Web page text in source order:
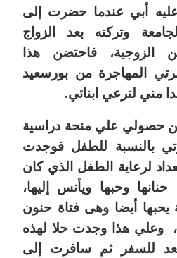
أبي عندما حضرت إلى
وتركته بعد الزواج
الزوجية، فاحتضن هذا
المهاجرة من بورسعيد
مني لترعي ابنائي.
حصولي علي منحة دراسية
بالنسبة للطفل فوجدت
لرعاية الطفل الذي كان
وحبها ويأنس إليها،
أيضا وهى فتاة حنون
وعلي هذا وجدت حلا لهذه
للسفر ثم سافرت إلى